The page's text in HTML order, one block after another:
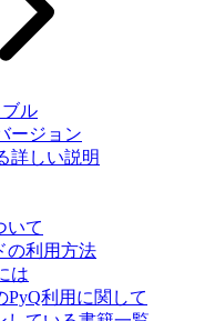
ル
ージョン
詳しい説明
いて
の利用方法
は
PyQ利用に関して